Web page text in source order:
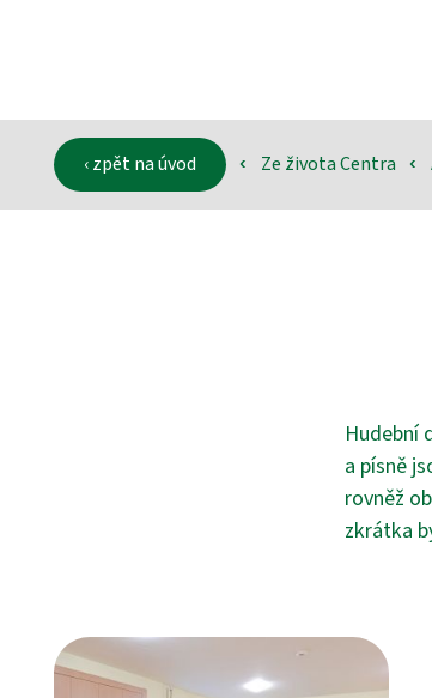
‹ zpět na úvod ‹ Ze života Centra ‹
Hudební
a písně
rovněž
zkrátka